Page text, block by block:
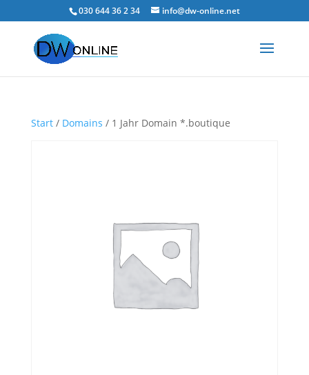
030 644 36 2 34 info@dw-online.net
Start/ Domains / 1 Jahr Domain *.boutique